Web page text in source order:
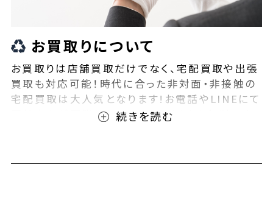
お買取りについて
お買取りは店舗買取だけでなく、宅配買取や出張
買取も対応可能！時代に合った非対面・非接触の
宅配買取は大人気となります!お電話やLINEにて
事前査定が可能となっております！また無料の宅